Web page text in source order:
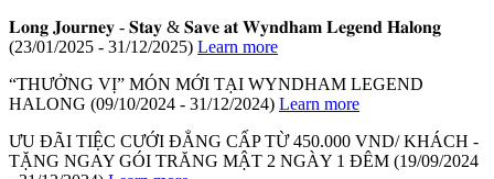
𝐋𝐨𝐧𝐠 𝐉𝐨𝐮𝐫𝐧𝐞𝐲 - 𝐒𝐭𝐚𝐲 & 𝐒𝐚𝐯𝐞 𝐚𝐭 𝐖𝐲𝐧𝐝𝐡𝐚𝐦 𝐋𝐞𝐠𝐞𝐧𝐝 𝐇𝐚𝐥𝐨𝐧𝐠
(23/01/2025 - 31/12/2025) Learn more
“THƯỞNG VỊ” MÓN MỚI TẠI WYNDHAM LEGEND
HALONG (09/10/2024 - 31/12/2024) Learn more
ƯU ĐÃI TIỆC CƯỚI ĐẲNG CẤP TỪ 450.000 VND/ KHÁCH -
TẶNG NGAY GÓI TRĂNG MẬT 2 NGÀY 1 ĐÊM (19/09/2024